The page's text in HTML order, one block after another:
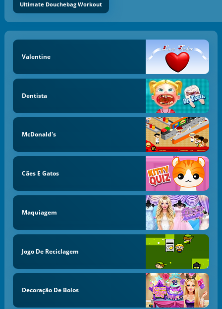
Ultimate Douchebag Workout
Valentine
Dentista
McDonald's
Cães E Gatos
Maquiagem
Jogo De Reciclagem
Decoração De Bolos